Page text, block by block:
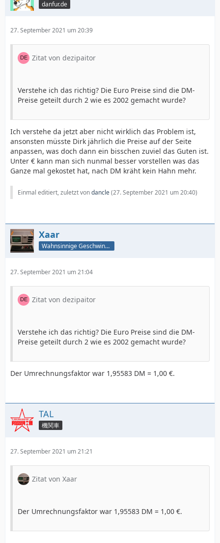
danfur.de
27. September 2021 um 20:39
Zitat von dezipaitor
Verstehe ich das richtig? Die Euro Preise sind die DM-
Preise geteilt durch 2 wie es 2002 gemacht wurde?
Ich verstehe da jetzt aber nicht wirklich das Problem ist,
ansonsten müsste Dirk jährlich die Preise auf der Seite
anpassen, was doch dann ein bisschen zuviel das Guten ist.
Unter € kann man sich nunmal besser vorstellen was das
Ganze mal gekostet hat, nach DM kräht kein Hahn mehr.
Einmal editiert, zuletzt vondancle(27. September 2021 um 20:40)
Xaar
Wahnsinnige Geschwindigkeit - und los!
27. September 2021 um 21:04
Zitat von dezipaitor
Verstehe ich das richtig? Die Euro Preise sind die DM-
Preise geteilt durch 2 wie es 2002 gemacht wurde?
Der Umrechnungsfaktor war 1,95583 DM = 1,00 €.
TAL
機関車
27. September 2021 um 21:21
Zitat von Xaar
Der Umrechnungsfaktor war 1,95583 DM = 1,00 €.